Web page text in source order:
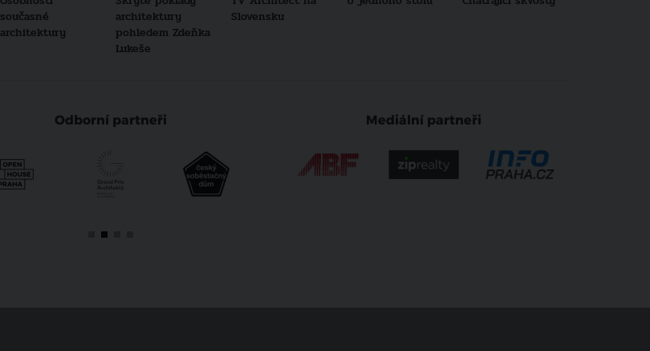
současné
architektury
architektury
pohledem Zdeňka
Lukeše
Slovensku
Odborní partneři Mediální partneři